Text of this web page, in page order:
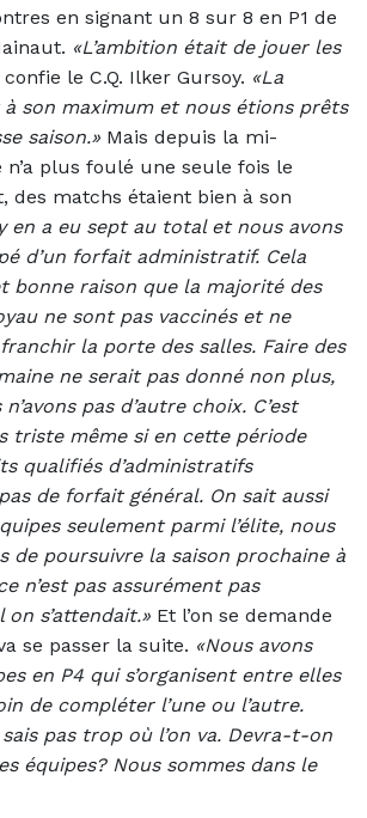
en signant un 8 sur 8 en P1 de
«L’ambition était de jouer les
confie le C.Q. Ilker Gursoy. «La
son maximum et nous étions prêts
saison.» Mais depuis la mi-
n’a plus foulé une seule fois le
des matchs étaient bien à son
en a eu sept au total et nous avons
d’un forfait administratif. Cela
bonne raison que la majorité des
ne sont pas vaccinés et ne
la porte des salles. Faire des
ne serait pas donné non plus,
pas d’autre choix. C’est
triste même si en cette période
qualifiés d’administratifs
de forfait général. On sait aussi
seulement parmi l’élite, nous
de poursuivre la saison prochaine à
n’est pas assurément pas
on s’attendait.» Et l’on se demande
se passer la suite. «Nous avons
en P4 qui s’organisent entre elles
de compléter l’une ou l’autre.
sais pas trop où l’on va. Devra-t-on
équipes? Nous sommes dans le